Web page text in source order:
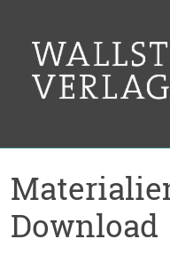
Download